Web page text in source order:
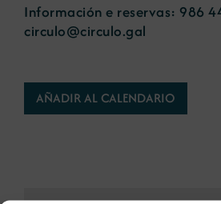
Información e reservas: 986
circulo@circulo.gal
AÑADIR AL CALENDARIO